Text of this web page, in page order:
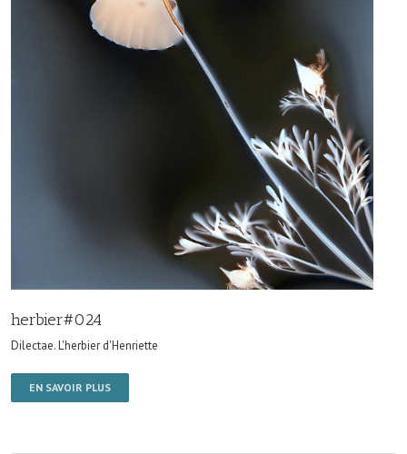
herbier#024
Dilectae. L'herbier d'Henriette
EN SAVOIR PLUS